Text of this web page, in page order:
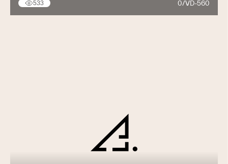
533 0/VD-560